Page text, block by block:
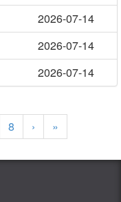
2026-07-14
2026-07-14
2026-07-14
8 › »